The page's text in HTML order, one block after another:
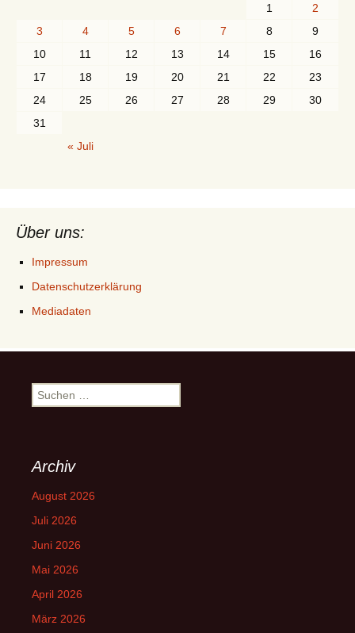
1
2
3
4 5 6 7 8
9
10
11 12 13 14 15
16
17
18 19 20 21 22
23
24
25 26 27 28 29
30
31
« Juli
Über uns:
Impressum
Datenschutzerklärung
Mediadaten
Suchen
nach:
Archiv
August 2026
Juli 2026
Juni 2026
Mai 2026
April 2026
März 2026